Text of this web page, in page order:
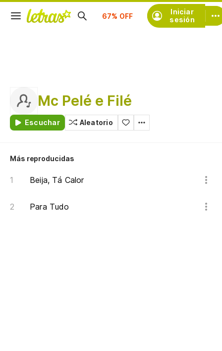
Iniciar
sesión
Suscríbete
Mc Pelé e Filé
Escuchar Aleatorio
Más reproducidas
Beija, Tá Calor
Para Tudo